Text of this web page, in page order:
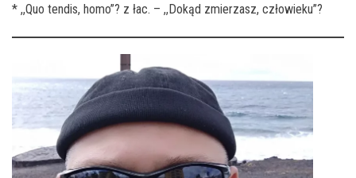
* ,,Quo tendis, homo”? z łac. – ,,Dokąd zmierzasz, człowieku’’?